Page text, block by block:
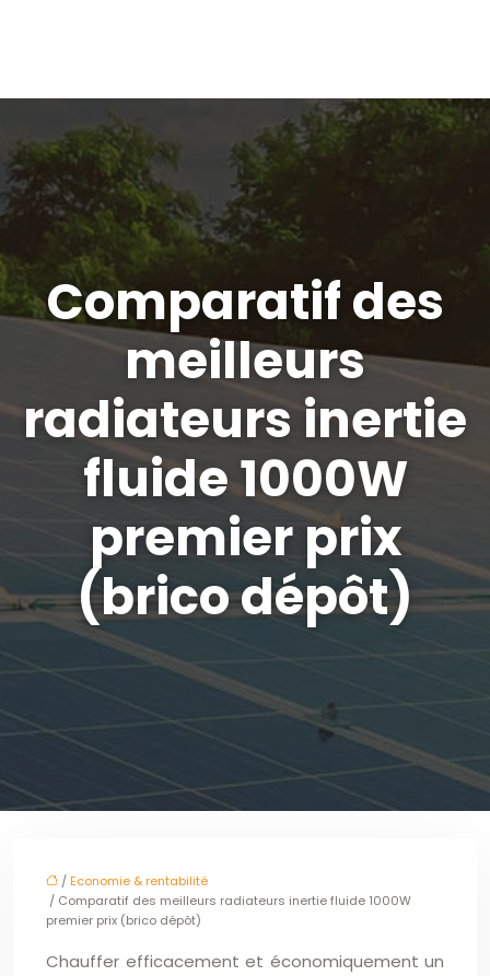
Comparatif des
meilleurs
radiateurs inertie
fluide 1000W
premier prix
(brico dépôt)
/ Economie & rentabilité
/ Comparatif des meilleurs radiateurs inertie fluide 1000W
premier prix (brico dépôt)
Chauffer efficacement et économiquement un